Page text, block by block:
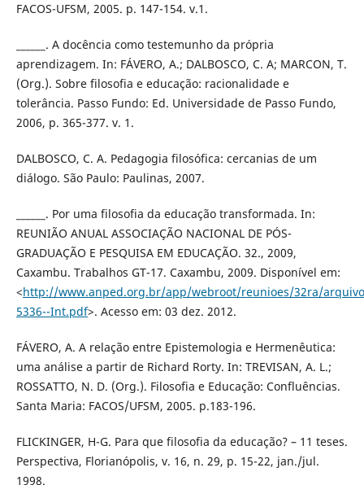
FACOS-UFSM, 2005. p. 147-154. v.1.
______. A docência como testemunho da própria
aprendizagem. In: FÁVERO, A.; DALBOSCO, C. A; MARCON, T.
(Org.). Sobre filosofia e educação: racionalidade e
tolerância. Passo Fundo: Ed. Universidade de Passo Fundo,
2006, p. 365-377. v. 1.
DALBOSCO, C. A. Pedagogia filosófica: cercanias de um
diálogo. São Paulo: Paulinas, 2007.
______. Por uma filosofia da educação transformada. In:
REUNIÃO ANUAL ASSOCIAÇÃO NACIONAL DE PÓS-
GRADUAÇÃO E PESQUISA EM EDUCAÇÃO. 32., 2009,
Caxambu. Trabalhos GT-17. Caxambu, 2009. Disponível em:
<http://www.anped.org.br/app/webroot/reunioes/32ra/
5336--Int.pdf>. Acesso em: 03 dez. 2012.
FÁVERO, A. A relação entre Epistemologia e Hermenêutica:
uma análise a partir de Richard Rorty. In: TREVISAN, A. L.;
ROSSATTO, N. D. (Org.). Filosofia e Educação: Confluências.
Santa Maria: FACOS/UFSM, 2005. p.183-196.
FLICKINGER, H-G. Para que filosofia da educação? – 11 teses.
Perspectiva, Florianópolis, v. 16, n. 29, p. 15-22, jan./jul.
1998.